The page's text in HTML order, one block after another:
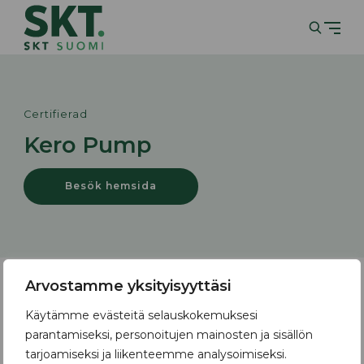
Arvostamme yksityisyyttäsi
Käytämme evästeitä selauskokemuksesi
parantamiseksi, personoitujen mainosten ja sisällön
tarjoamiseksi ja liikenteemme analysoimiseksi.
Certifierad
Kero Pump
Besök hemsida
Säästä rahaa
ja ympäristöä